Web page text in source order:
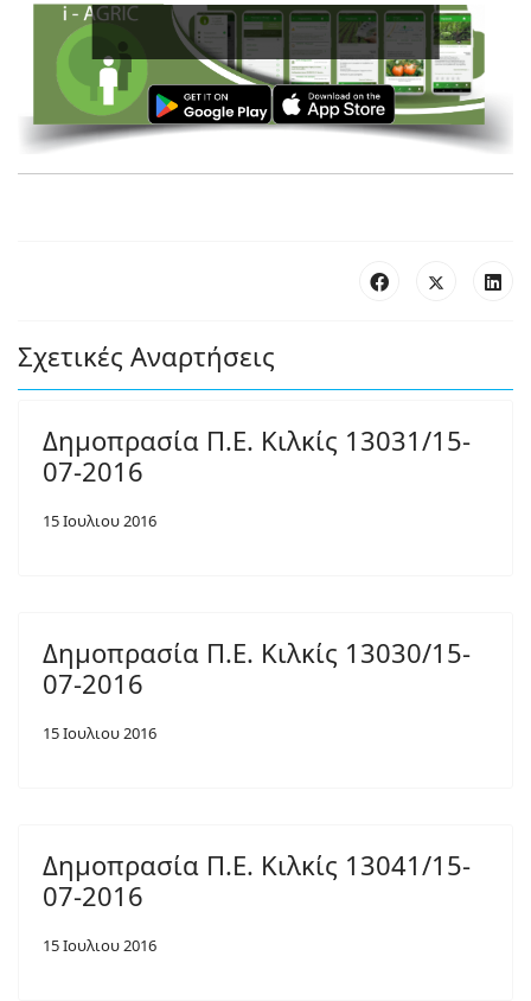
Σχετικές Αναρτήσεις
Δημοπρασία Π.Ε. Κιλκίς 13031/15-
07-2016
15 Ιουλιου 2016
Δημοπρασία Π.Ε. Κιλκίς 13030/15-
07-2016
15 Ιουλιου 2016
Δημοπρασία Π.Ε. Κιλκίς 13041/15-
07-2016
15 Ιουλιου 2016